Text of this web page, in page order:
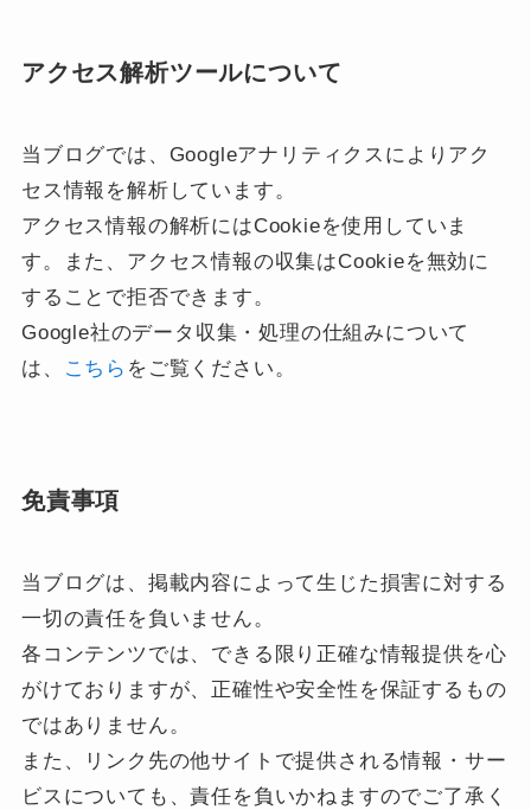
アクセス解析ツールについて
当ブログでは、Googleアナリティクスによりアク
セス情報を解析しています。
アクセス情報の解析にはCookieを使用していま
す。また、アクセス情報の収集はCookieを無効に
することで拒否できます。
Google社のデータ収集・処理の仕組みについて
は、
こちら をご覧ください。
免責事項
当ブログは、掲載内容によって生じた損害に対する
一切の責任を負いません。
各コンテンツでは、できる限り正確な情報提供を心
がけておりますが、正確性や安全性を保証するもの
ではありません。
また、リンク先の他サイトで提供される情報・サー
ビスについても、責任を負いかねますのでご了承く